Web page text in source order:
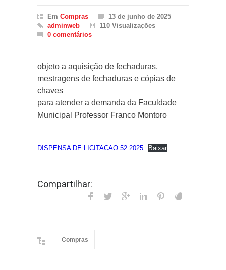
Em Compras
13 de junho de 2025
adminweb
110 Visualizações
0 comentários
objeto a aquisição de fechaduras,
mestragens de fechaduras e cópias de
chaves
para atender a demanda da Faculdade
Municipal Professor Franco Montoro
DISPENSA DE LICITACAO 52 2025 Baixar
Compartilhar:
Compras